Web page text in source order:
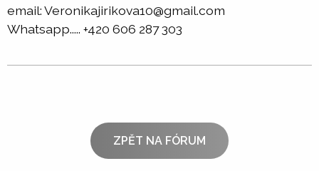
email: Veronikajirikova10@gmail.com
Whatsapp..... +420 606 287 303
ZPĚT NA FÓRUM